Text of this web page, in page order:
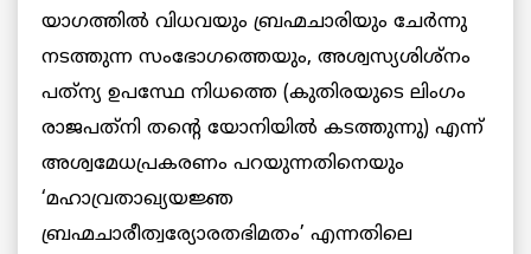
യാഗത്തില്‍ വിധവയും ബ്രഹ്മചാരിയും ചേര്‍ന്നു
നടത്തുന്ന സംഭോഗത്തെയും, അശ്വസ്യശിശ്‌നം
പത്‌ന്യ ഉപസ്ഥേ നിധത്തെ (കുതിരയുടെ ലിംഗം
രാജപത്‌നി തന്റെ യോനിയില്‍ കടത്തുന്നു) എന്ന്
അശ്വമേധപ്രകരണം പറയുന്നതിനെയും
‘മഹാവ്രതാഖ്യയജ്ഞ
ബ്രഹ്മചാരീത്വര്യോരതഭിമതം’ എന്നതിലെ